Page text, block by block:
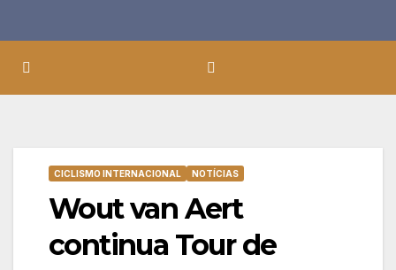
CICLISMO INTERNACIONAL NOTÍCIAS
Wout van Aert
continua Tour de